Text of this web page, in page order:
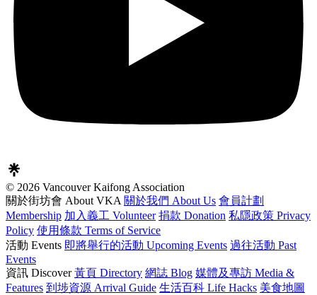
© 2026 Vancouver Kaifong Association
關於街坊會 About VKA 關於我們 About Us 會員計劃
Membership 加入義工 Volunteer 捐款 Donation 私隱政策 Privacy
Policy 使用條款 Terms of Service
活動 Events 即將舉行的活動 Upcoming Events 過往活動 Past
Events
資訊 Discover 黃頁 Directory 網誌 Blog 媒體及專訪 Media &
Features 到埗資源 Arrival Guide 生活百科 Life Hacks 美食地圖